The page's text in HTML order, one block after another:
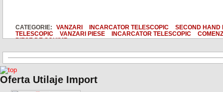
CATEGORIE: VANZARI INCARCATOR TELESCOPIC
SECOND HAND
TELESCOPIC
VANZARI PIESE INCARCATOR TELESCOPIC
PIESE DE SCHIMB
Oferta Utilaje Import